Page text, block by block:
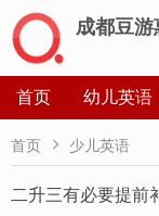
成都豆游
首页 幼儿英语
首页  少儿英语
二升三有必要提前